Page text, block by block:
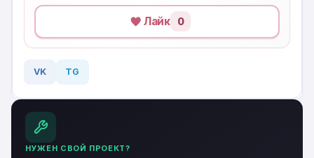
Лайк 0
VK TG
НУЖЕН СВОЙ ПРОЕКТ?